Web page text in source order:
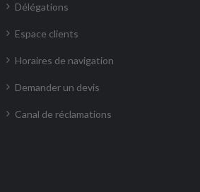
Délégations
Espace clients
Horaires de navigation
Demander un devis
Canal de réclamations